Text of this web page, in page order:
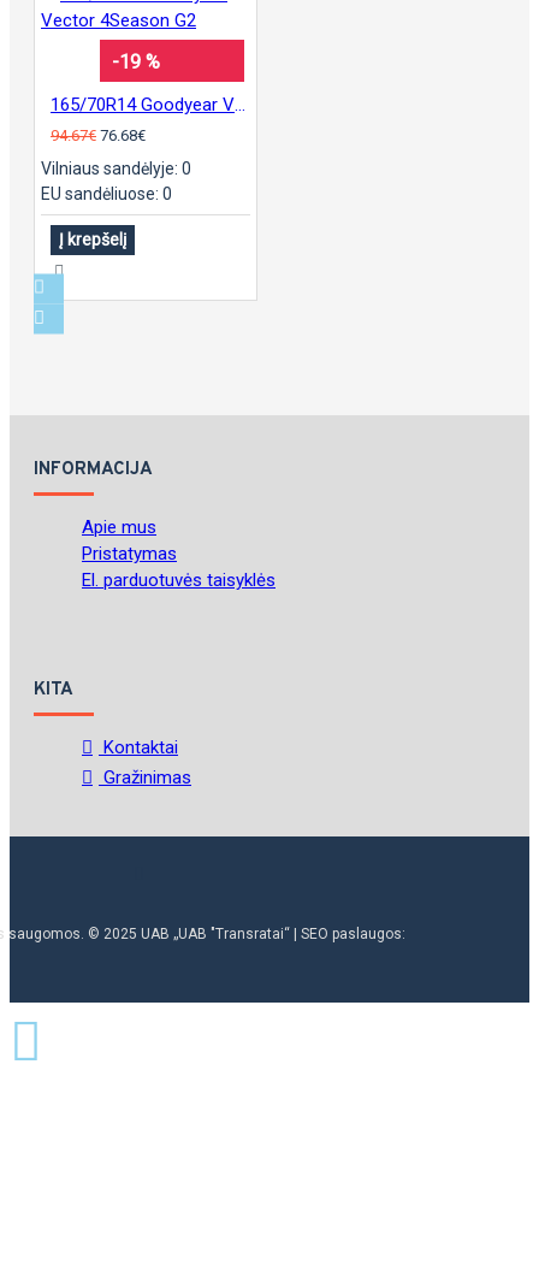
-19 %
94.67€ 76.68€
Vilniaus sandėlyje: 0
EU sandėliuose: 0
Į krepšelį
INFORMACIJA
Apie mus
Pristatymas
El. parduotuvės taisyklės
KITA
Kontaktai
Gražinimas
saugomos. © 2025 UAB „UAB "Transratai“ | SEO paslaugos: